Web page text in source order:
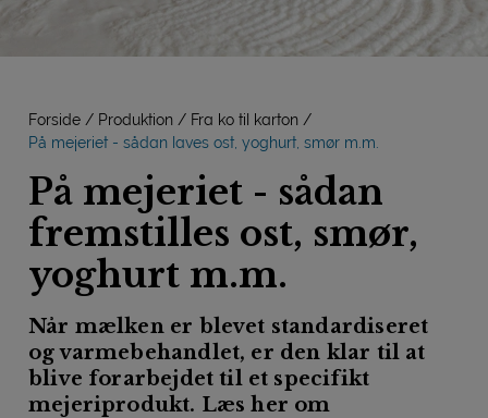
Forside Produktion
Fra ko til karton
På mejeriet - sådan laves ost, yoghurt, smør m.m.
På mejeriet - sådan
fremstilles ost, smør,
yoghurt m.m.
Når mælken er blevet standardiseret
og varmebehandlet, er den klar til at
blive forarbejdet til et specifikt
mejeriprodukt. Læs her om